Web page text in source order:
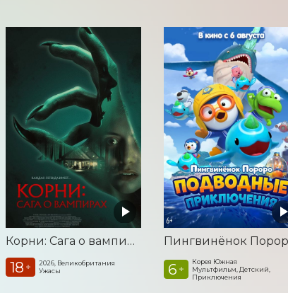
Корни: Сага о вампирах
18 +
2026, Великобритания
Ужасы
6 +
Корея Южная
Мультфильм, Детский,
Приключения